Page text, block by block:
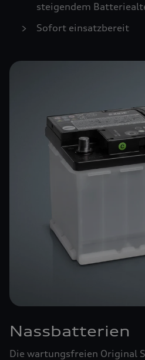
steigendem
Sofort einsatzbereit
Nassbatterien
Die wartungsfreien Original